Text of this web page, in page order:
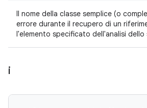
Il nome della classe semplice (o
errore durante il recupero di un
l'elemento specificato dell'analisi dello
i